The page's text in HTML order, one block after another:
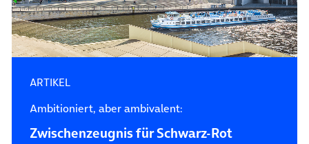
ARTIKEL
Ambitioniert, aber ambivalent:
Zwischenzeugnis für Schwarz-Rot